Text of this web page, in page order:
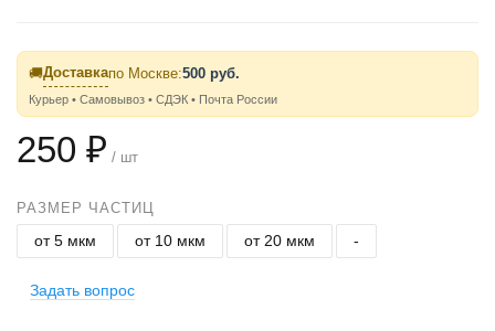
🚚Доставкапо Москве:500 руб.
Курьер • Самовывоз • СДЭК • Почта России
250 ₽ / шт
РАЗМЕР ЧАСТИЦ
от 5 мкм от 10 мкм от 20 мкм -
Задать вопрос